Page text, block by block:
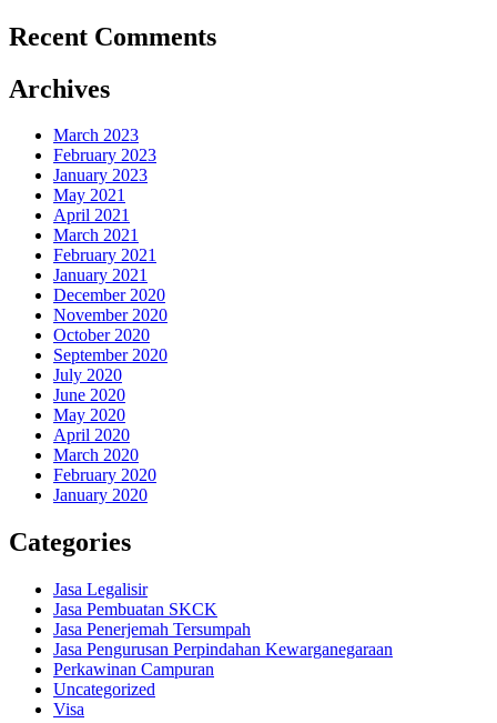
Recent Comments
Archives
March 2023
February 2023
January 2023
May 2021
April 2021
March 2021
February 2021
January 2021
December 2020
November 2020
October 2020
September 2020
July 2020
June 2020
May 2020
April 2020
March 2020
February 2020
January 2020
Categories
Jasa Legalisir
Jasa Pembuatan SKCK
Jasa Penerjemah Tersumpah
Jasa Pengurusan Perpindahan Kewarganegaraan
Perkawinan Campuran
Uncategorized
Visa